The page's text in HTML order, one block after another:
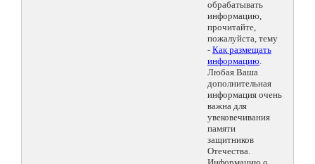
обрабатывать
информацию,
прочитайте,
пожалуйста, тему
- Как размещать
информацию.
Любая Ваша
дополнительная
информация очень
важна для
увековечивания
памяти
защитников
Отечества.